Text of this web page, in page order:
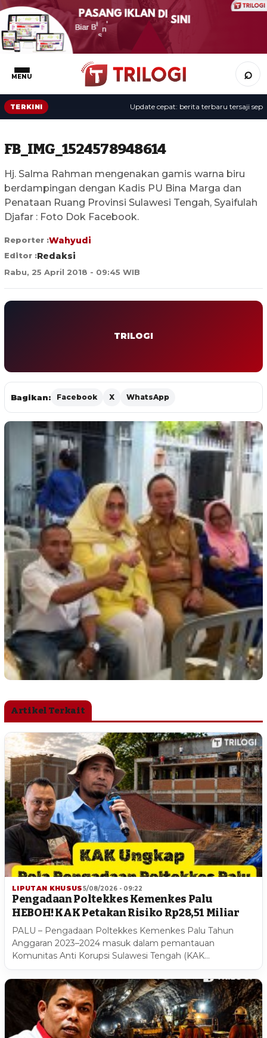
MENU ⌕
TERKINI Update cepat: berita terbaru tersaji
FB_IMG_1524578948614
Hj. Salma Rahman mengenakan gamis warna biru
berdampingan dengan Kadis PU Bina Marga dan
Penataan Ruang Provinsi Sulawesi Tengah, Syaifulah
Djafar : Foto Dok Facebook.
Reporter :Wahyudi
Editor :Redaksi
Rabu, 25 April 2018 - 09:45 WIB
TRILOGI
Bagikan: Facebook X WhatsApp
Artikel Terkait
LIPUTAN KHUSUS5/08/2026 - 09:22
Pengadaan Poltekkes Kemenkes Palu
HEBOH! KAK Petakan Risiko Rp28,51 Miliar
PALU – Pengadaan Poltekkes Kemenkes Palu Tahun
Anggaran 2023–2024 masuk dalam pemantauan
Komunitas Anti Korupsi Sulawesi Tengah (KAK…